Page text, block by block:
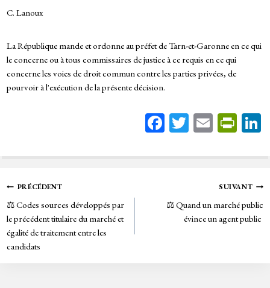
C. Lanoux
La République mande et ordonne au préfet de Tarn-et-Garonne en ce qui
le concerne ou à tous commissaires de justice à ce requis en ce qui
concerne les voies de droit commun contre les parties privées, de
pourvoir à l'exécution de la présente décision.
Fa
bo
T
tt
E
ail
Pr
tF
rie
n
dl
Navigation
de
l’article
PRÉCÉDENT
⚖️ Codes sources développés par
le précédent titulaire du marché et
égalité de traitement entre les
candidats
SUIVANT
⚖️ Quand un marché public
évince un agent public